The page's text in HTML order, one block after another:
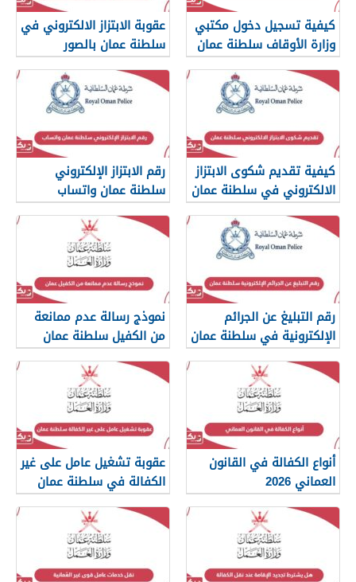
كيفية تسجيل دخول مكتبي
وزارة الأوقاف سلطنة عمان
عقوبة الابتزاز الالكتروني في
سلطنة عمان بالصور
والرسائل
كيفية تقديم شكوى الابتزاز
الالكتروني في سلطنة عمان
رقم الابتزاز الإلكتروني
سلطنة عمان واتساب
رقم التبليغ عن الجرائم
الإلكترونية في سلطنة عمان
2026
نموذج رسالة عدم ممانعة
من الكفيل سلطنة عمان
أنواع الكفالة في القانون
العماني 2026
عقوبة تشغيل عامل على غير
الكفالة في سلطنة عمان